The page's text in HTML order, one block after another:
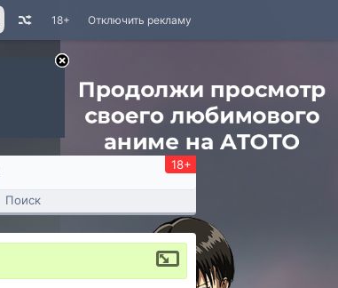
Отключить рекламу
18+
18+
Поиск